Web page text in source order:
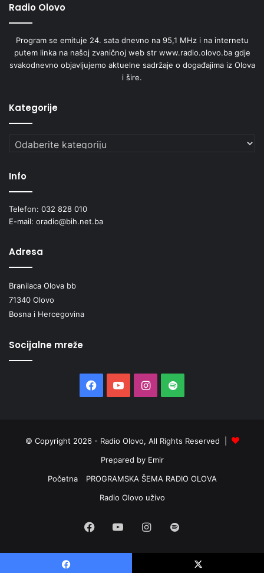
Radio Olovo
Program se emituje 24. sata dnevno na 95,1 MHz i na internetu
putem linka na našoj zvaničnoj web str www.radio.olovo.ba gdje
svakodnevno objavljujemo aktuelne sadržaje o događajima iz Olova
i šire.
Kategorije
Kategorije
Info
Telefon: 032 828 010
E-mail: oradio@bih.net.ba
Adresa
Branilaca Olova bb
71340 Olovo
Bosna i Hercegovina
Socijalne mreže
Facebook
YouTubeInstagram
Spotify
© Copyright 2026 - Radio Olovo, All Rights Reserved |
Prepared by Emir
Početna
PROGRAMSKA ŠEMA RADIO OLOVA
Radio Olovo uživo
Facebook
YouTubeInstagram
Spotify